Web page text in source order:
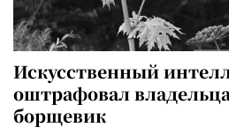
Искусственный
оштрафовал владельца
борщевик